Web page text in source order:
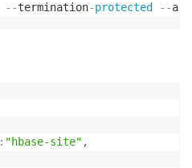
--termination-protected --
: "hbase-site" ,